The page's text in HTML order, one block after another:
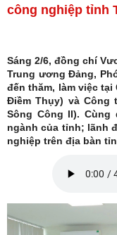
công nghiệp tỉnh
Sáng 2/6, đồng chí
Trung ương Đảng,
đến thăm, làm việc
Điềm Thụy) và Công
Sông Công II).
ngành của tỉnh; lãnh
nghiệp trên địa bàn